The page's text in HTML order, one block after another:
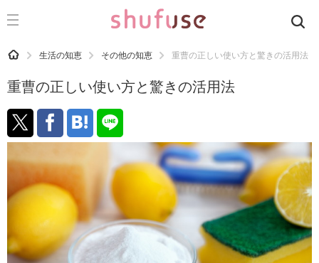
CATEGORY 記事カテゴリ
洗濯
お金
掃除
マナー
趣味
HOME 生活の知恵 その他の知恵 重曹の正しい使い方と驚きの活用法
重曹の正しい使い方と驚きの活用法